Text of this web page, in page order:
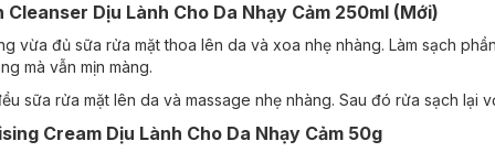
Dịu Lành Cho Da Nhạy Cảm 250ml (Mới)
vừa đủ sữa rửa mặt thoa lên da và xoa nhẹ nhàng. Làm sạch
mà vẫn mịn màng.
sữa rửa mặt lên da và massage nhẹ nhàng. Sau đó rửa sạch lại
Cream Dịu Lành Cho Da Nhạy Cảm 50g